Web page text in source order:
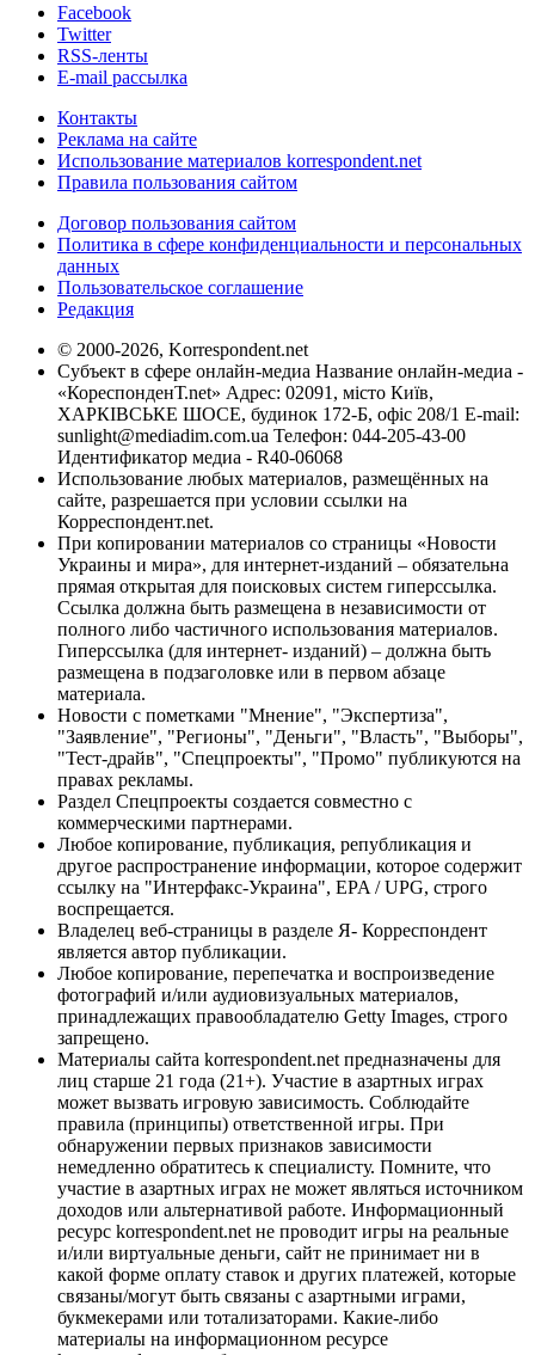
Facebook
Twitter
RSS-ленты
E-mail рассылка
Контакты
Реклама на сайте
Использование материалов korrespondent.net
Правила пользования сайтом
Договор пользования сайтом
Политика в сфере конфиденциальности и персональных
данных
Пользовательское соглашение
Редакция
© 2000-2026, Korrespondent.net
Субъект в сфере онлайн-медиа Название онлайн-медиа -
«КореспонденТ.net» Адрес: 02091, місто Київ,
ХАРКІВСЬКЕ ШОСЕ, будинок 172-Б, офіс 208/1 E-mail:
sunlight@mediadim.com.ua Телефон: 044-205-43-00
Идентификатор медиа - R40-06068
Использование любых материалов, размещённых на
сайте, разрешается при условии ссылки на
Корреспондент.net.
При копировании материалов со страницы «Новости
Украины и мира», для интернет-изданий – обязательна
прямая открытая для поисковых систем гиперссылка.
Ссылка должна быть размещена в независимости от
полного либо частичного использования материалов.
Гиперссылка (для интернет- изданий) – должна быть
размещена в подзаголовке или в первом абзаце
материала.
Новости с пометками "Мнение", "Экспертиза",
"Заявление", "Регионы", "Деньги", "Власть", "Выборы",
"Тест-драйв", "Спецпроекты", "Промо" публикуются на
правах рекламы.
Раздел Спецпроекты создается совместно с
коммерческими партнерами.
Любое копирование, публикация, републикация и
другое распространение информации, которое содержит
ссылку на "Интерфакс-Украина", EPA / UPG, строго
воспрещается.
Владелец веб-страницы в разделе Я- Корреспондент
является автор публикации.
Любое копирование, перепечатка и воспроизведение
фотографий и/или аудиовизуальных материалов,
принадлежащих правообладателю Getty Images, строго
запрещено.
Материалы сайта korrespondent.net предназначены для
лиц старше 21 года (21+). Участие в азартных играх
может вызвать игровую зависимость. Соблюдайте
правила (принципы) ответственной игры. При
обнаружении первых признаков зависимости
немедленно обратитесь к специалисту. Помните, что
участие в азартных играх не может являться источником
доходов или альтернативой работе. Информационный
ресурс korrespondent.net не проводит игры на реальные
и/или виртуальные деньги, сайт не принимает ни в
какой форме оплату ставок и других платежей, которые
связаны/могут быть связаны с азартными играми,
букмекерами или тотализаторами. Какие-либо
материалы на информационном ресурсе